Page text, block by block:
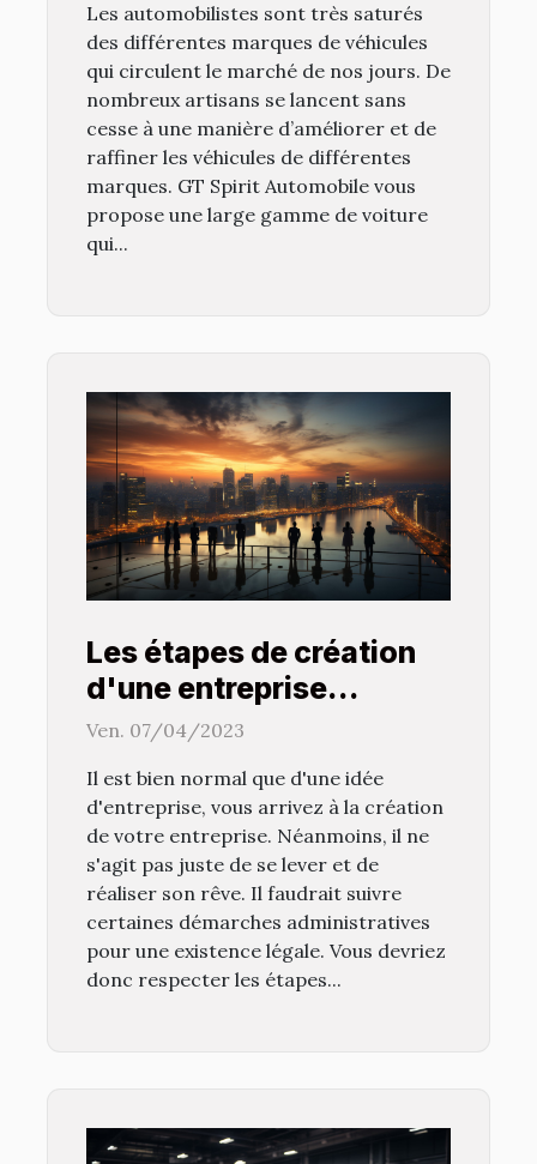
Les automobilistes sont très saturés
des différentes marques de véhicules
qui circulent le marché de nos jours. De
nombreux artisans se lancent sans
cesse à une manière d’améliorer et de
raffiner les véhicules de différentes
marques. GT Spirit Automobile vous
propose une large gamme de voiture
qui...
Les étapes de création
d'une entreprise
commerciale
Ven. 07/04/2023
Il est bien normal que d'une idée
d'entreprise, vous arrivez à la création
de votre entreprise. Néanmoins, il ne
s'agit pas juste de se lever et de
réaliser son rêve. Il faudrait suivre
certaines démarches administratives
pour une existence légale. Vous devriez
donc respecter les étapes...